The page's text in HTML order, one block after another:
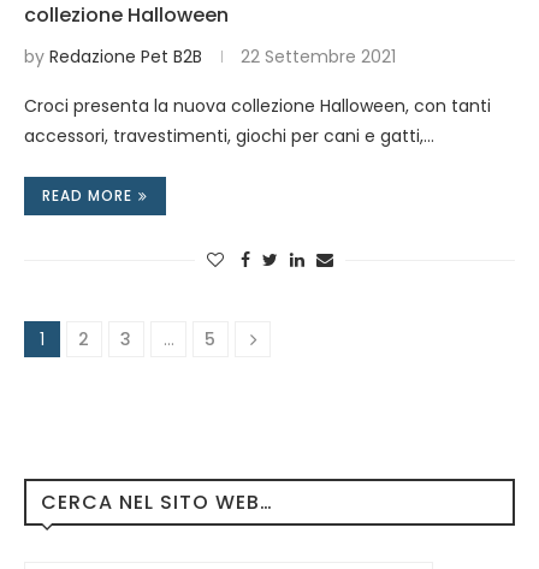
collezione Halloween
by Redazione Pet B2B 22 Settembre 2021
Croci presenta la nuova collezione Halloween, con tanti
accessori, travestimenti, giochi per cani e gatti,…
READ MORE
1 2 3 … 5
CERCA NEL SITO WEB…